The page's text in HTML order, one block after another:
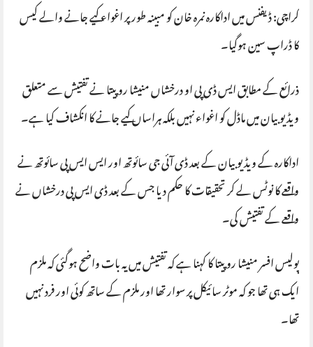
کراچی: ڈیفنس میں اداکارہ نمرہ خان کو مبینہ طور پر اغواء کیے جانے والے کیس
کا ڈراپ سین ہوگیا۔
ذرائع کے مطابق ایس ڈی پی او درخشاں منیشا روپیتا نے تفتیش سے متعلق
ویڈیو بیان میں ماڈل کو اغواء نہیں بلکہ ہراساں کیے جانے کا انکشاف کیا ہے۔
اداکارہ کے ویڈیو بیان کے بعد ڈی آئی جی سائوتھ اور ایس ایس پی سائوتھ نے
واقعے کا نوٹس لے کر تحقیقات کا حکم دیا جس کے بعد ڈی ایس پی درخشاں نے
واقعے کے تفتیش کی۔
پولیس افسر منیشا روپیتا کا کہنا ہے کہ تفتیش میں یہ بات واضح ہوگئی کہ ملزم
ایک ہی تھا جو کہ موٹر سائیکل پر سوار تھا اور ملزم کے ساتھ کوئی اور فرد نہیں
تھا۔